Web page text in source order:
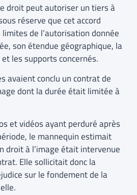
droit peut autoriser un tiers à
réserve que cet accord
de l’autorisation donnée
son étendue géographique, la
les supports concernés.
avaient conclu un contrat de
dont la durée était limitée à
et vidéos ayant perduré après
le mannequin estimait
droit à l’image était intervenue
Elle sollicitait donc la
sur le fondement de la